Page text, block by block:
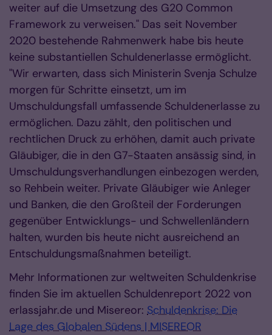
weiter auf die Umsetzung des G20 Common
Framework zu verweisen." Das seit November
2020 bestehende Rahmenwerk habe bis heute
keine substantiellen Schuldenerlasse ermöglicht.
"Wir erwarten, dass sich Ministerin Svenja Schulze
morgen für Schritte einsetzt, um im
Umschuldungsfall umfassende Schuldenerlasse zu
ermöglichen. Dazu zählt, den politischen und
rechtlichen Druck zu erhöhen, damit auch private
Gläubiger, die in den G7-Staaten ansässig sind, in
Umschuldungsverhandlungen einbezogen werden,
so Rehbein weiter. Private Gläubiger wie Anleger
und Banken, die den Großteil der Forderungen
gegenüber Entwicklungs- und Schwellenländern
halten, wurden bis heute nicht ausreichend an
Entschuldungsmaßnahmen beteiligt.
Mehr Informationen zur weltweiten Schuldenkrise
finden Sie im aktuellen Schuldenreport 2022 von
erlassjahr.de und Misereor: Schuldenkrise: Die
Lage des Globalen Südens | MISEREOR